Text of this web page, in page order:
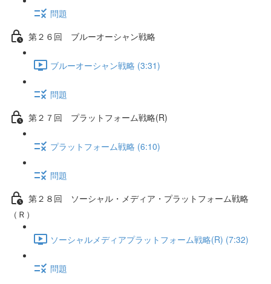
問題
第２６回 ブルーオーシャン戦略
ブルーオーシャン戦略 (3:31)
問題
第２７回 プラットフォーム戦略(R)
プラットフォーム戦略 (6:10)
問題
第２８回 ソーシャル・メディア・プラットフォーム戦略
（Ｒ）
ソーシャルメディアプラットフォーム戦略(R) (7:32)
問題